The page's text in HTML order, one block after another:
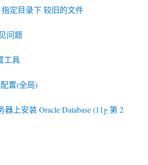
指定目录下 较旧的文件
问题
工具
置(全局)
器上安装 Oracle Database (11g 第 2